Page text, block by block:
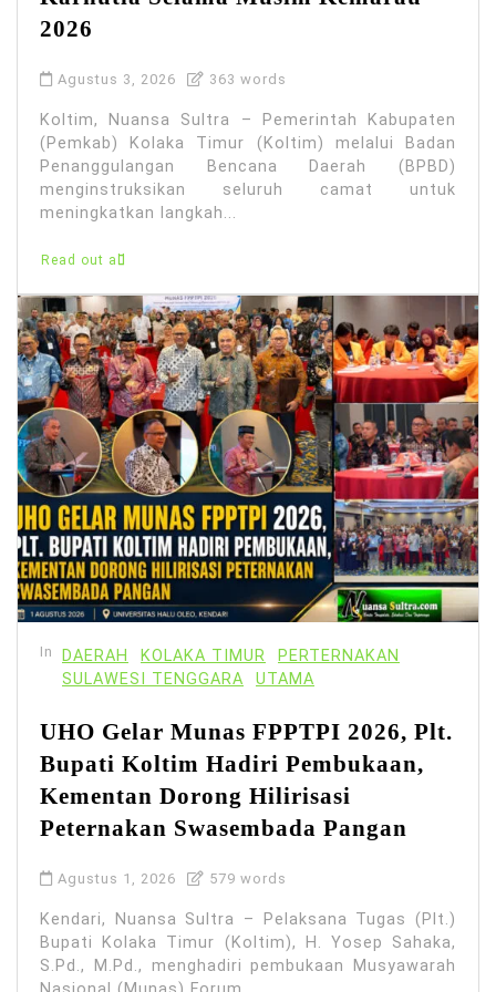
2026
Agustus 3, 2026 363 words
Koltim, Nuansa Sultra – Pemerintah Kabupaten
(Pemkab) Kolaka Timur (Koltim) melalui Badan
Penanggulangan Bencana Daerah (BPBD)
menginstruksikan seluruh camat untuk
meningkatkan langkah...
Read out all
In DAERAH KOLAKA TIMUR
PERTERNAKAN
SULAWESI TENGGARA
UTAMA
UHO Gelar Munas FPPTPI 2026, Plt.
Bupati Koltim Hadiri Pembukaan,
Kementan Dorong Hilirisasi
Peternakan Swasembada Pangan
Agustus 1, 2026 579 words
Kendari, Nuansa Sultra – Pelaksana Tugas (Plt.)
Bupati Kolaka Timur (Koltim), H. Yosep Sahaka,
S.Pd., M.Pd., menghadiri pembukaan Musyawarah